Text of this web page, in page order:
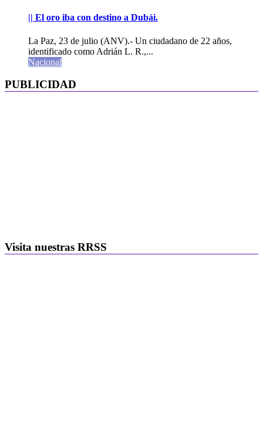
|| El oro iba con destino a Dubái.
La Paz, 23 de julio (ANV).- Un ciudadano de 22 años,
identificado como Adrián L. R.,...
Nacional
PUBLICIDAD
Visita nuestras RRSS